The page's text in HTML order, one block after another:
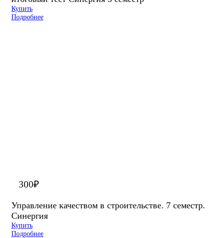
Купить
Подробнее
300₽
Управление качеством в строительстве. 7 семестр.
Синергия
Купить
Подробнее